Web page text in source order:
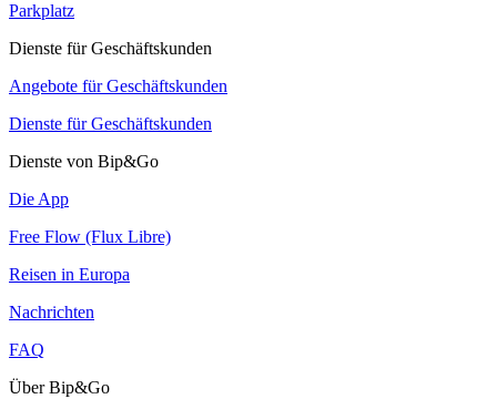
Parkplatz
Dienste für Geschäftskunden
Angebote für Geschäftskunden
Dienste für Geschäftskunden
Dienste von Bip&Go
Die App
Free Flow (Flux Libre)
Reisen in Europa
Nachrichten
FAQ
Über Bip&Go